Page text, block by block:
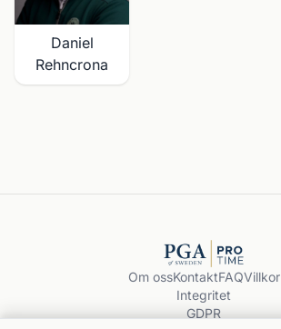
Daniel
Rehncrona
Om ossKontaktFAQVillkor
Integritet
GDPR